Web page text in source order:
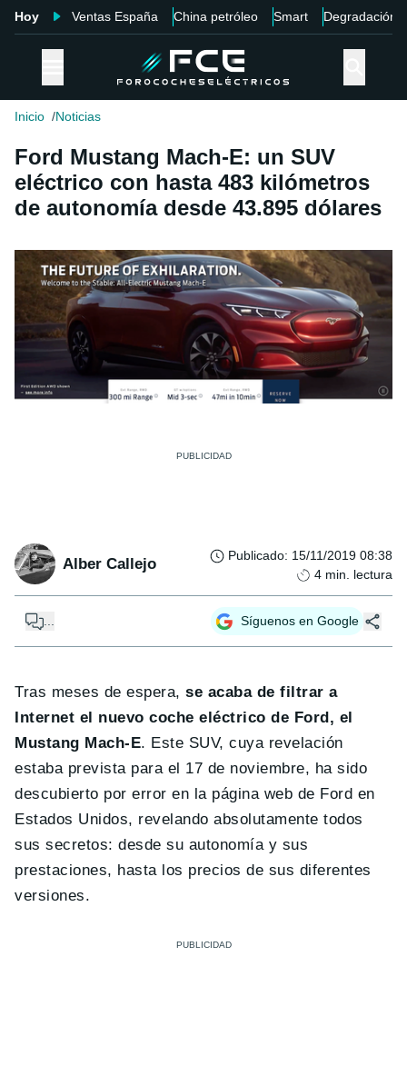
Hoy Ventas España China petróleo Smart Degradación
Inicio Noticias
Ford Mustang Mach-E: un SUV
eléctrico con hasta 483 kilómetros
de autonomía desde 43.895 dólares
Alber Callejo Publicado: 15/11/2019 08:38
4 min. lectura
... Síguenos en Google
Tras meses de espera,se acaba de filtrar a
Internet el nuevo coche eléctrico de Ford, el
Mustang Mach-E. Este SUV, cuya revelación
estaba prevista para el 17 de noviembre, ha sido
descubierto por error en la página web de Ford en
Estados Unidos, revelando absolutamente todos
sus secretos: desde su autonomía y sus
prestaciones, hasta los precios de sus diferentes
versiones.